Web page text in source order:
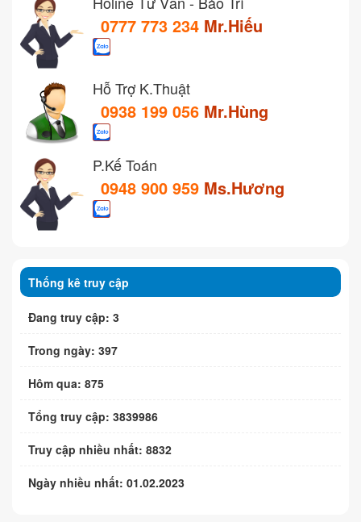
0777 773 234 Mr.Hiếu
Hỗ Trợ K.Thuật
0938 199 056 Mr.Hùng
P.Kế Toán
0948 900 959 Ms.Hương
Thống kê truy cập
Đang truy cập: 3
Trong ngày: 397
Hôm qua: 875
Tổng truy cập: 3839986
Truy cập nhiều nhất: 8832
Ngày nhiều nhất: 01.02.2023